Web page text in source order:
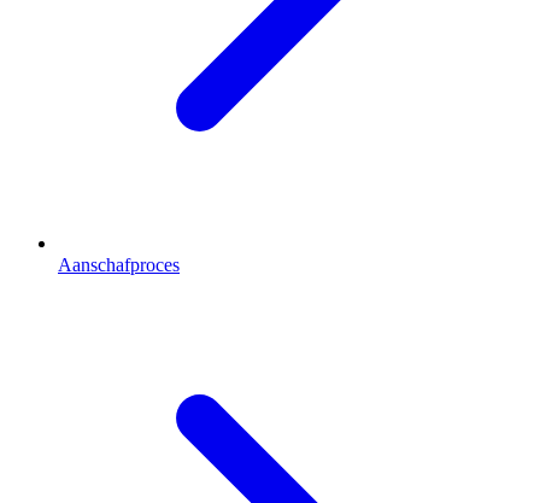
Aanschafproces